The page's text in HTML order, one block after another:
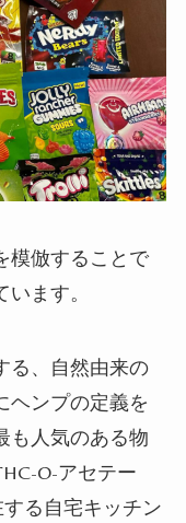
模倣することで
ます。
る、自然由来の
ヘンプの定義を
も人気のある物
O-アセテー
る自宅キッチン